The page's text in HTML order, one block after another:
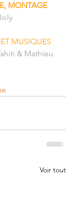
MONTAGE
MUSIQUES
& Mathieu
Voir tout